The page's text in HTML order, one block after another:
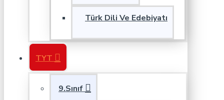
Türk Dili Ve Edebiyatı
TYT
9.Sınıf